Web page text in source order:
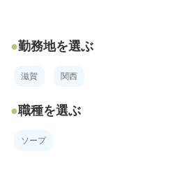
勤務地を選ぶ
滋賀 関西
職種を選ぶ
ソープ